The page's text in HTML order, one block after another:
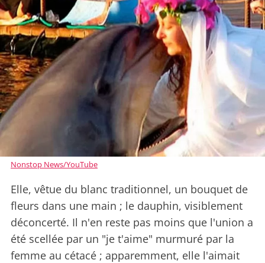
Nonstop News/YouTube
Elle, vêtue du blanc traditionnel, un bouquet de
fleurs dans une main ; le dauphin, visiblement
déconcerté. Il n'en reste pas moins que l'union a
été scellée par un "je t'aime" murmuré par la
femme au cétacé ; apparemment, elle l'aimait